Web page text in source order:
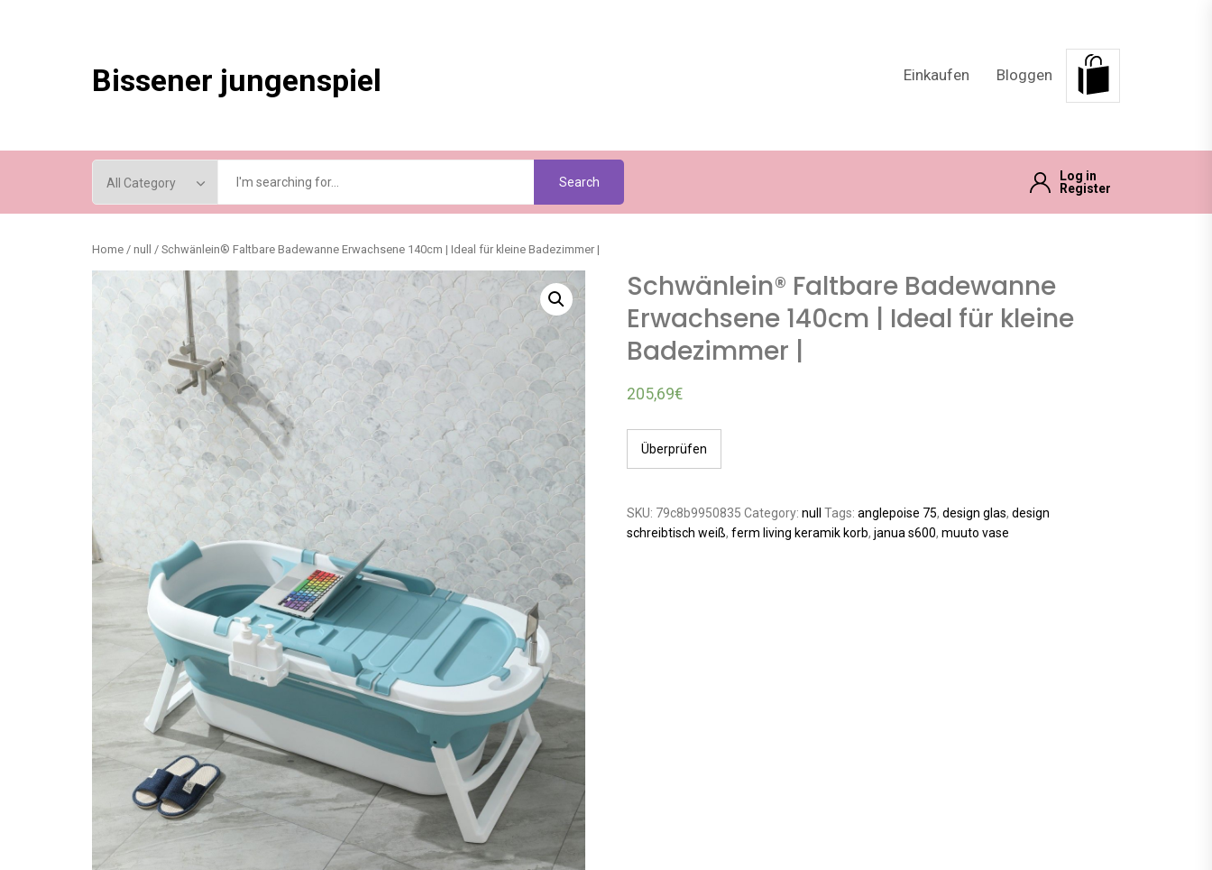
Bissener jungenspiel Einkaufen Bloggen
Search
Log in
Register
Home / null / Schwänlein® Faltbare Badewanne Erwachsene 140cm | Ideal für kleine Badezimmer |
Schwänlein® Faltbare Badewanne
Erwachsene 140cm | Ideal für kleine
Badezimmer |
205,69€
Überprüfen
SKU: 79c8b9950835 Category: null Tags: anglepoise 75, design glas, design
schreibtisch weiß, ferm living keramik korb, janua s600, muuto vase